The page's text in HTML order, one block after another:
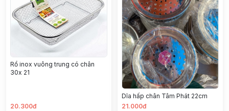
Rổ inox vuông trung có chân
30x 21
20.300đ
Dĩa hấp chân Tâm Phát 22cm
21.000đ